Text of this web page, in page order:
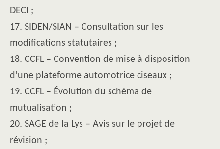
DECI ;
17. SIDEN/SIAN – Consultation sur les
modifications statutaires ;
18. CCFL – Convention de mise à disposition
d’une plateforme automotrice ciseaux ;
19. CCFL – Évolution du schéma de
mutualisation ;
20. SAGE de la Lys – Avis sur le projet de
révision ;